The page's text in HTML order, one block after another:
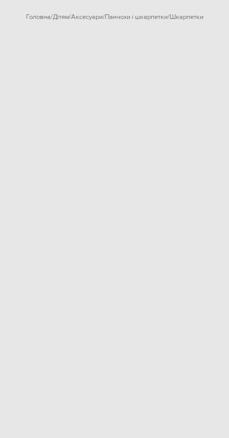
Головна Дітям Аксесуари Панчохи і шкарпетки Шкарпетки